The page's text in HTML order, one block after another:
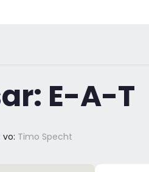
E-A-T
Timo Specht